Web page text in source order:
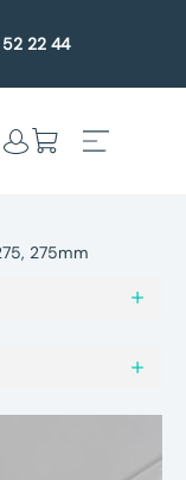
52 22 44
undermeny
275mm